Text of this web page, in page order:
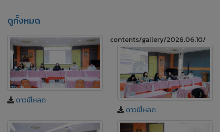
ดูทั้งหมด
contents/gallery/2026.06.10/
ดาวน์โหลด
ดาวน์โหลด